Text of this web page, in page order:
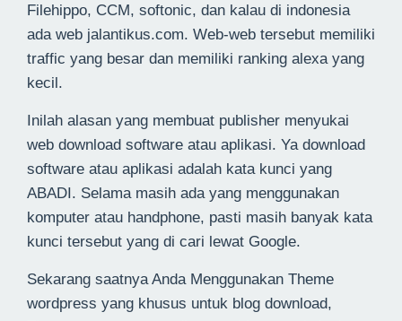
Filehippo, CCM, softonic, dan kalau di indonesia
ada web jalantikus.com. Web-web tersebut memiliki
traffic yang besar dan memiliki ranking alexa yang
kecil.
Inilah alasan yang membuat publisher menyukai
web download software atau aplikasi. Ya download
software atau aplikasi adalah kata kunci yang
ABADI. Selama masih ada yang menggunakan
komputer atau handphone, pasti masih banyak kata
kunci tersebut yang di cari lewat Google.
Sekarang saatnya Anda Menggunakan Theme
wordpress yang khusus untuk blog download,